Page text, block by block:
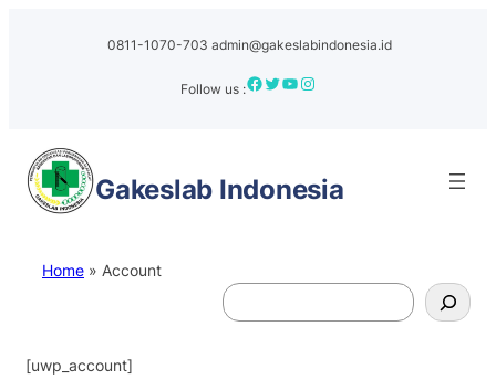
0811-1070-703 admin@gakeslabindonesia.id
Follow us :Facebook Twitter YouTube Instagram
Gakeslab Indonesia
Home » Account
S
e
[uwp_account]